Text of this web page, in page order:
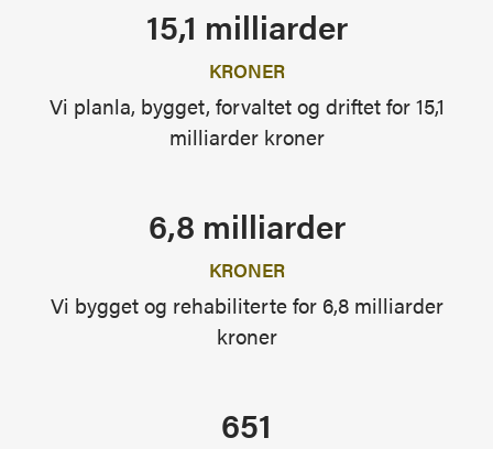
15,1 milliarder
KRONER
Vi planla, bygget, forvaltet og driftet for 15,1
milliarder kroner
6,8 milliarder
KRONER
Vi bygget og rehabiliterte for 6,8 milliarder
kroner
651